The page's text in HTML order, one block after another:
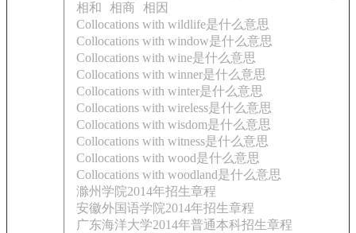
相和
相商
相因
Collocations with wildlife是什么意思
Collocations with window是什么意思
Collocations with wine是什么意思
Collocations with winner是什么意思
Collocations with winter是什么意思
Collocations with wireless是什么意思
Collocations with wisdom是什么意思
Collocations with witness是什么意思
Collocations with wood是什么意思
Collocations with woodland是什么意思
滁州学院2014年招生章程
安徽外国语学院2014年招生章程
广东海洋大学2014年普通本科招生章程